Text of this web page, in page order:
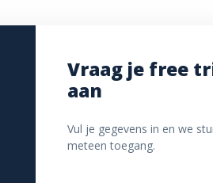
Vraag je free
aan
Vul je gegevens in en we
meteen toegang.